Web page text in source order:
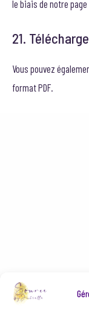
le biais de notre page
21.
Vous pouvez
format PDF.